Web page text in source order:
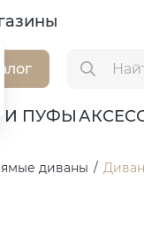
И ПУФЫ
диваны /